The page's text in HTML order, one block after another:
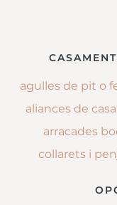
agulles de pit o
aliances de
arracades
collarets i